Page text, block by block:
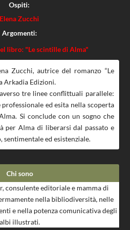
Ospiti:
Elena Zucchi
Argomenti:
libro: "Le scintille di Alma"
Zucchi, autrice del romanzo “Le
Arkadia Edizioni.
tre linee conflittuali parallele:
ed esita nella scoperta
Si conclude con un sogno che
per Alma di liberarsi dal passato e
ed esistenziale.
Chi sono
consulente editoriale e mamma di
nella bibliodiversità, nelle
e nella potenza comunicativa degli
albi illustrati.